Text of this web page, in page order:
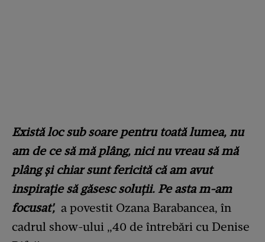
Există loc sub soare pentru toată lumea, nu
am de ce să mă plâng, nici nu vreau să mă
plâng și chiar sunt fericită că am avut
inspirație să găsesc soluții. Pe asta m-am
focusat', a povestit Ozana Barabancea, în
cadrul show-ului „40 de întrebări cu Denise